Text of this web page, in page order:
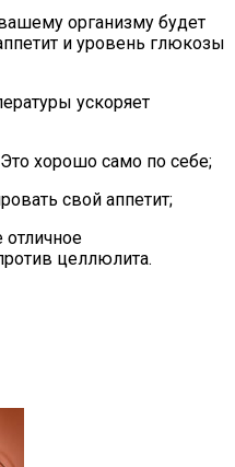
организму будет
и уровень глюкозы
ускоряет
хорошо само по себе;
свой аппетит;
отличное
целлюлита.